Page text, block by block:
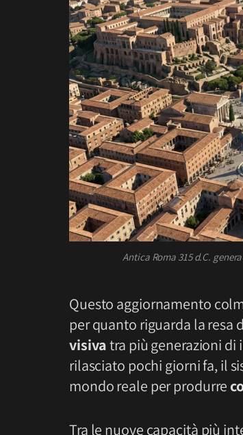
Antica Roma 315 d.C.
Questo aggiornamento
per quanto riguarda la resa
visivatra più generazioni di
rilasciato pochi giorni fa, il
mondo reale per produrre
Tra le nuove capacità più